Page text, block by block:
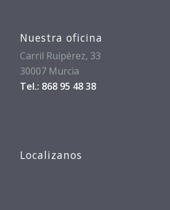
Nuestra oficina
Carril Ruipérez, 33
30007 Murcia
Tel.: 868 95 48 38
Localizanos